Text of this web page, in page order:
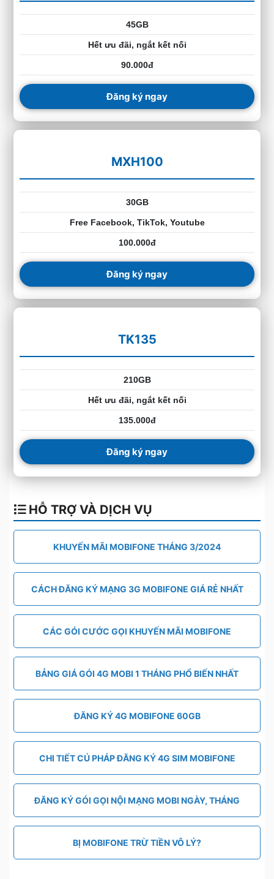
45GB
Hết ưu đãi, ngắt kết nối
90.000đ
Đăng ký ngay
MXH100
30GB
Free Facebook, TikTok, Youtube
100.000đ
Đăng ký ngay
TK135
210GB
Hết ưu đãi, ngắt kết nối
135.000đ
Đăng ký ngay
HỖ TRỢ VÀ DỊCH VỤ
KHUYẾN MÃI MOBIFONE THÁNG 3/2024
CÁCH ĐĂNG KÝ MẠNG 3G MOBIFONE GIÁ RẺ NHẤT
CÁC GÓI CƯỚC GỌI KHUYẾN MÃI MOBIFONE
BẢNG GIÁ GÓI 4G MOBI 1 THÁNG PHỔ BIẾN NHẤT
ĐĂNG KÝ 4G MOBIFONE 60GB
CHI TIẾT CÚ PHÁP ĐĂNG KÝ 4G SIM MOBIFONE
ĐĂNG KÝ GÓI GỌI NỘI MẠNG MOBI NGÀY, THÁNG
BỊ MOBIFONE TRỪ TIỀN VÔ LÝ?